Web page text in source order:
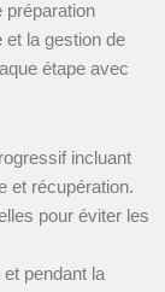
préparation
et la gestion de
étape avec
incluant
et récupération.
pour éviter les
pendant la